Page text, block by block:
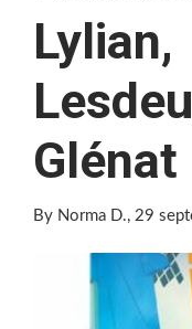
Lylian,
Glénat
By Norma D., 29